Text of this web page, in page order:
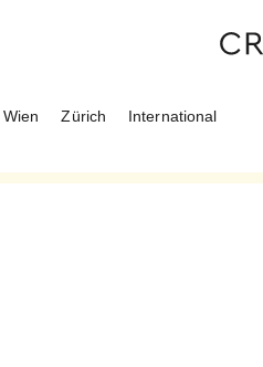
Wien Zürich International